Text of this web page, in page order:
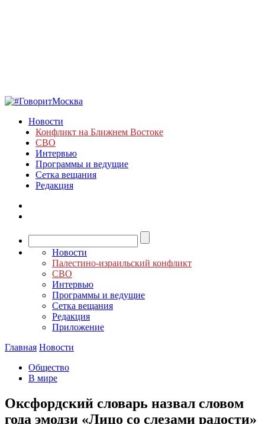
Новости
Конфликт на Ближнем Востоке
СВО
Интервью
Программы и ведущие
Сетка вещания
Редакция
Новости
Палестино-израильский конфликт
СВО
Интервью
Программы и ведущие
Сетка вещания
Редакция
Приложение
Главная Новости
Общество
В мире
Оксфордский словарь назвал словом
года эмодзи «Лицо со слезами радости»